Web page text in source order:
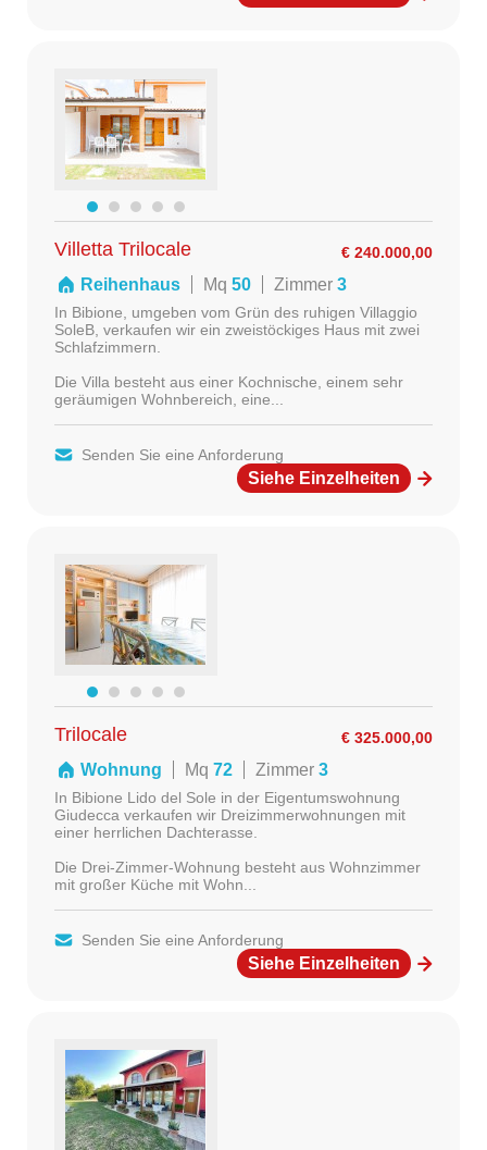
€ 240.000,00
Villetta Trilocale
Reihenhaus Mq 50 Zimmer 3
In Bibione, umgeben vom Grün des ruhigen Villaggio
SoleB, verkaufen wir ein zweistöckiges Haus mit zwei
Schlafzimmern.
Die Villa besteht aus einer Kochnische, einem sehr
geräumigen Wohnbereich, eine...
Senden Sie eine Anforderung
Siehe Einzelheiten
€ 325.000,00
Trilocale
Wohnung Mq 72 Zimmer 3
In Bibione Lido del Sole in der Eigentumswohnung
Giudecca verkaufen wir Dreizimmerwohnungen mit
einer herrlichen Dachterasse.
Die Drei-Zimmer-Wohnung besteht aus Wohnzimmer
mit großer Küche mit Wohn...
Senden Sie eine Anforderung
Siehe Einzelheiten